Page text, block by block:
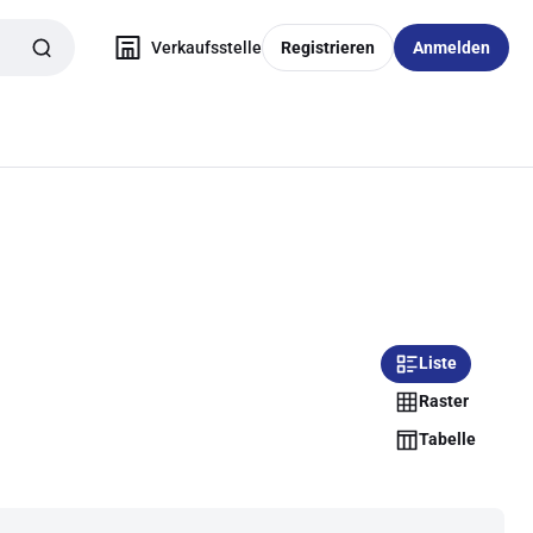
Verkaufsstelle Registrieren Anmelden
Liste
Raster
Tabelle